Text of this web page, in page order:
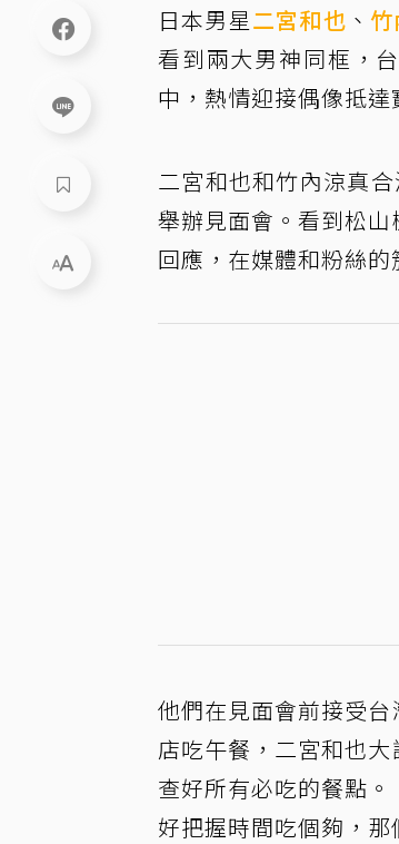
日本男星二宮和也 、
看到兩大男神同框，
中，熱情迎接偶像抵達
二宮和也和竹內涼真
舉辦見面會。看到松
回應，在媒體和粉絲的
他們在見面會前接受
店吃午餐，二宮和也
查好所有必吃的餐點
好把握時間吃個夠，那